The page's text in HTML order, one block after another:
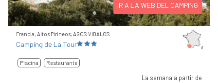
IR A LA WEB DEL CAMPING
Francia, Altos Pirineos, AGOS VIDALOS
Camping de La Tour
Piscina Restaurante
La semana a partir de